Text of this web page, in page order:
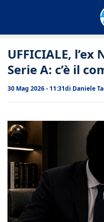
UFFICIALE,
Serie A: c’è il
30 Mag 2026 - 11:31di Daniele